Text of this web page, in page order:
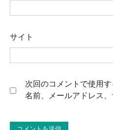
サイト
次回のコメントで使用
名前、メールアドレス、